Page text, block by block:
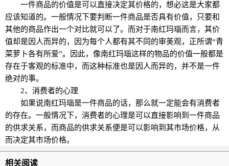
一件商品的价值是可以直接决定其价格的，想必这是大家都
应该知道的。一般情况下要判断一件商品是否具有价值，只要和
其他的商品作出一个对比就可以了。而对于南红玛瑙而言，其价
值却是因人而异的，因为每个人都有其不同的审美观，正所谓“青
菜萝卜各有所爱”。因此，像南红玛瑙这样的物品的价值一般都是
存在于客观的标准中，而这种标准也是因人而异的，并不是一件
绝对的事。
2、消费者的心理
如果说南红玛瑙是一件商品的话，那么就一定能会有消费者
的存在。一般情况下，消费者的心理是可以直接影响到一件商品
的供求关系，而商品的供求关系便是可以影响到其市场价格，从
而决定其市场价格。
相关阅读